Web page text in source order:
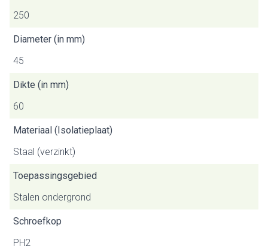
250
Diameter (in mm)
45
Dikte (in mm)
60
Materiaal (Isolatieplaat)
Staal (verzinkt)
Toepassingsgebied
Stalen ondergrond
Schroefkop
PH2